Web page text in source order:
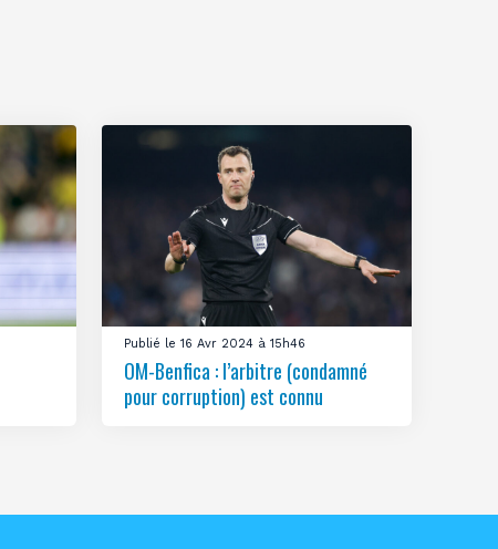
Publié le 16 Avr 2024 à 15h46
OM-Benfica : l’arbitre (condamné
pour corruption) est connu